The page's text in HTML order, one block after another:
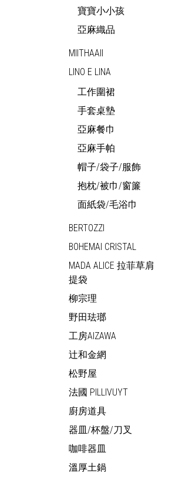
寶寶小小孩
亞麻織品
MIITHAAII
LINO E LINA
工作圍裙
手套桌墊
亞麻餐巾
亞麻手帕
帽子/袋子/服飾
抱枕/被巾/窗簾
面紙袋/毛浴巾
BERTOZZI
BOHEMAI CRISTAL
MADA ALICE 拉菲草肩
提袋
柳宗理
野田珐瑯
工房AIZAWA
辻和金網
松野屋
法國 PILLIVUYT
廚房道具
器皿/杯盤/刀叉
咖啡器皿
溫厚土鍋